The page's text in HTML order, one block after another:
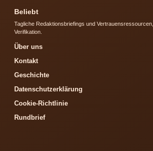
Beliebt
Tagliche Redaktionsbriefings und
Verifikation.
Über uns
Kontakt
Geschichte
Datenschutzerklärung
Cookie-Richtlinie
Rundbrief